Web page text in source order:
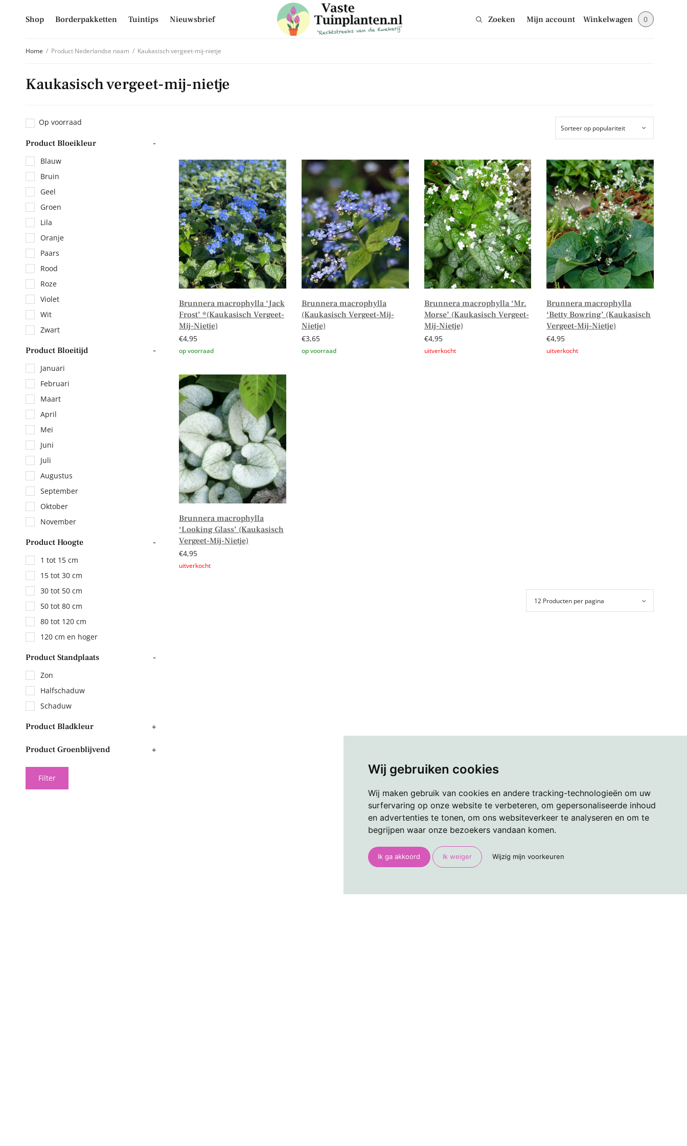
Wij gebruiken cookies
Wij maken gebruik van cookies en andere tracking-technologieën om uw
surfervaring op onze website te verbeteren, om gepersonaliseerde inhoud
en advertenties te tonen, om ons websiteverkeer te analyseren en om te
begrijpen waar onze bezoekers vandaan komen.
Ik ga akkoord Ik weiger Wijzig mijn voorkeuren
Shop Borderpakketten Tuintips Nieuwsbrief Zoeken Mijn account Winkelwagen 0
Home / Product Nederlandse naam / Kaukasisch vergeet-mij-nietje
Kaukasisch vergeet-mij-nietje
Op voorraad
Product Bloeikleur -
Blauw
Bruin
Geel
Groen
Lila
Oranje
Paars
Rood
Roze
Violet
Wit
Zwart
Product Bloeitijd -
Januari
Februari
Maart
April
Mei
Juni
Juli
Augustus
September
Oktober
November
Product Hoogte -
1 tot 15 cm
15 tot 30 cm
30 tot 50 cm
50 tot 80 cm
80 tot 120 cm
120 cm en hoger
Product Standplaats -
Zon
Halfschaduw
Schaduw
Product Bladkleur +
Product Groenblijvend +
Filter
Brunnera macrophylla ‘Jack
Frost’ ®(Kaukasisch Vergeet-
Mij-Nietje)
€4,95
Brunnera macrophylla
(Kaukasisch Vergeet-Mij-
Nietje)
€3,65
Brunnera macrophylla ‘Mr.
Morse’ (Kaukasisch Vergeet-
Mij-Nietje)
€4,95
Brunnera macrophylla
‘Betty Bowring’ (Kaukasisch
Vergeet-Mij-Nietje)
€4,95
Brunnera macrophylla
‘Looking Glass’ (Kaukasisch
Vergeet-Mij-Nietje)
€4,95
Schrijf je in voor onze nieuwsbrief
Inschrijven